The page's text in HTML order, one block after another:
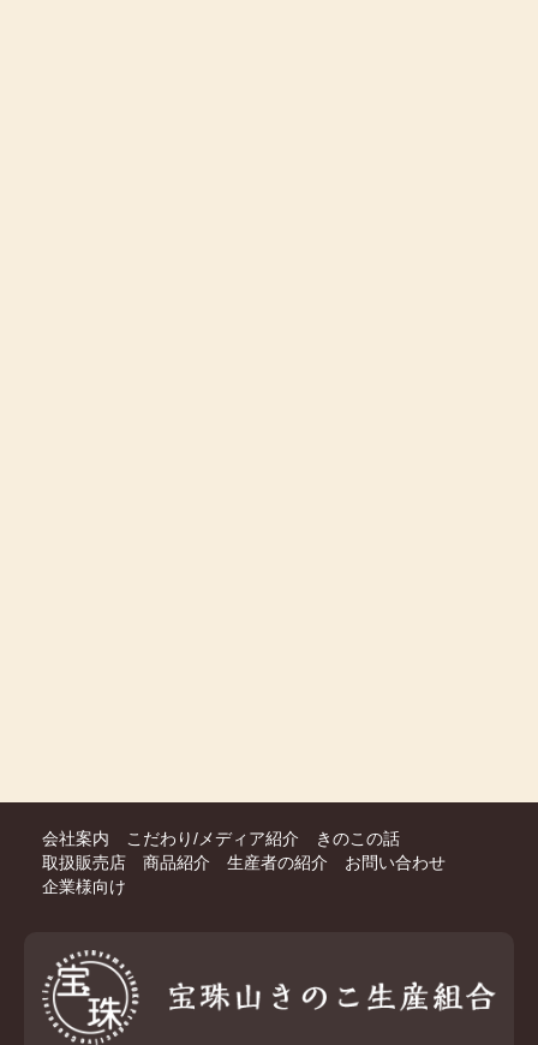
会社案内 こだわり/メディア紹介
きのこの話
取扱販売店
商品紹介 生産者の紹介
お問い合わせ
企業様向け